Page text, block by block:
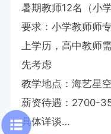
暑期教师12名（小
要求：小学教师师
上学历，高中教师
先考虑
教学地点：海艺星
薪资待遇：2700-
具体详谈